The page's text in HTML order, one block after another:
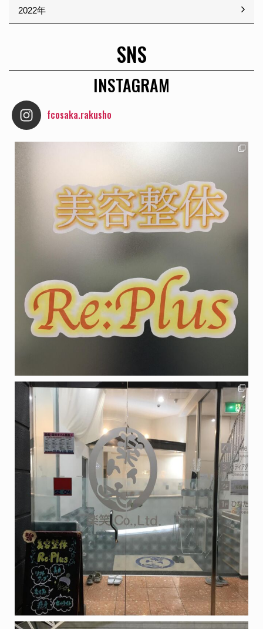
2022年
SNS
INSTAGRAM
fcosaka.rakusho